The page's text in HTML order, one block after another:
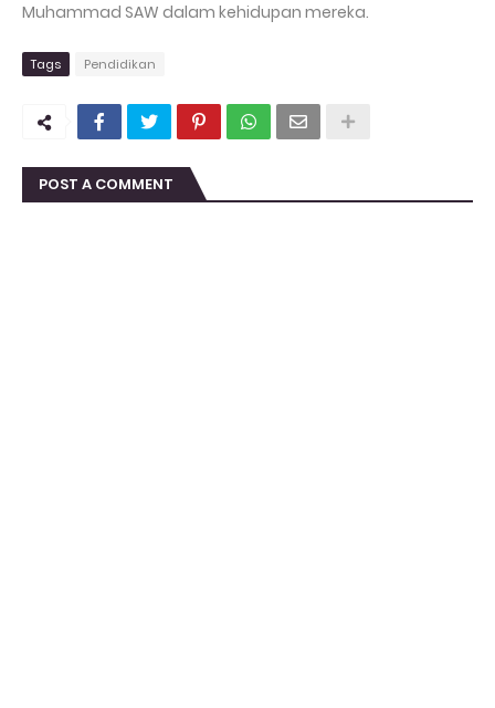
Muhammad SAW dalam kehidupan mereka.
Tags Pendidikan
POST A COMMENT